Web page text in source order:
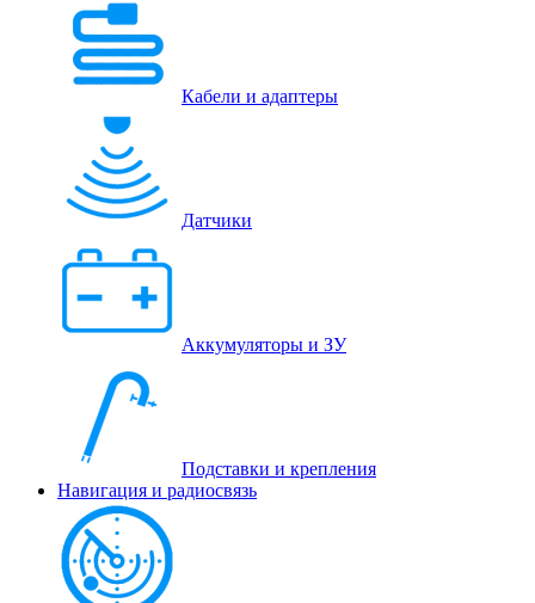
Кабели и адаптеры
Датчики
Аккумуляторы и ЗУ
Подставки и крепления
Навигация и радиосвязь